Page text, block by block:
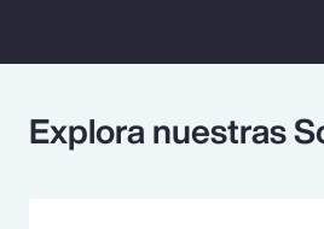
Explora nuestras